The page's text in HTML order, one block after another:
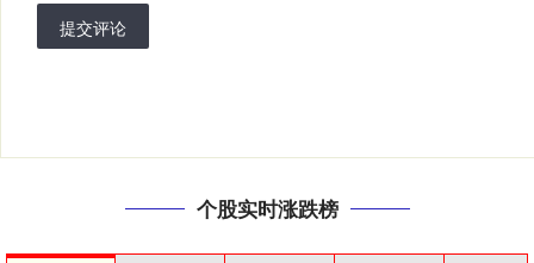
提交评论
个股实时涨跌榜